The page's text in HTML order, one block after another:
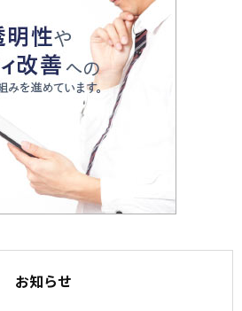
お知らせ